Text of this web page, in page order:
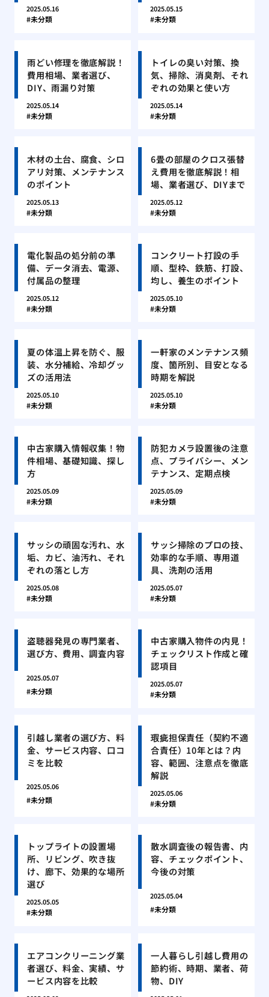
2025.05.16
未分類
2025.05.15
未分類
雨どい修理を徹底解説！
費用相場、業者選び、
DIY、雨漏り対策
2025.05.14
未分類
トイレの臭い対策、換
気、掃除、消臭剤、それ
ぞれの効果と使い方
2025.05.14
未分類
木材の土台、腐食、シロ
アリ対策、メンテナンス
のポイント
2025.05.13
未分類
6畳の部屋のクロス張替
え費用を徹底解説！相
場、業者選び、DIYまで
2025.05.12
未分類
電化製品の処分前の準
備、データ消去、電源、
付属品の整理
2025.05.12
未分類
コンクリート打設の手
順、型枠、鉄筋、打設、
均し、養生のポイント
2025.05.10
未分類
夏の体温上昇を防ぐ、服
装、水分補給、冷却グッ
ズの活用法
2025.05.10
未分類
一軒家のメンテナンス頻
度、箇所別、目安となる
時期を解説
2025.05.10
未分類
中古家購入情報収集！物
件相場、基礎知識、探し
方
2025.05.09
未分類
防犯カメラ設置後の注意
点、プライバシー、メン
テナンス、定期点検
2025.05.09
未分類
サッシの頑固な汚れ、水
垢、カビ、油汚れ、それ
ぞれの落とし方
2025.05.08
未分類
サッシ掃除のプロの技、
効率的な手順、専用道
具、洗剤の活用
2025.05.07
未分類
盗聴器発見の専門業者、
選び方、費用、調査内容
2025.05.07
未分類
中古家購入物件の内見！
チェックリスト作成と確
認項目
2025.05.07
未分類
引越し業者の選び方、料
金、サービス内容、口コ
ミを比較
2025.05.06
未分類
瑕疵担保責任（契約不適
合責任）10年とは？内
容、範囲、注意点を徹底
解説
2025.05.06
未分類
トップライトの設置場
所、リビング、吹き抜
け、廊下、効果的な場所
選び
2025.05.05
未分類
散水調査後の報告書、内
容、チェックポイント、
今後の対策
2025.05.04
未分類
エアコンクリーニング業
者選び、料金、実績、サ
ービス内容を比較
一人暮らし引越し費用の
節約術、時期、業者、荷
物、DIY